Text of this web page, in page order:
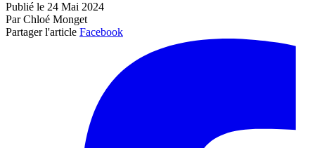
Publié le 24 Mai 2024
Par Chloé Monget
Partager l'article Facebook